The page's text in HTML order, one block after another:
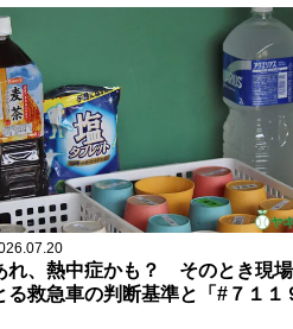
れ、熱中症かも？ そのとき現
る救急車の判断基準と「#７１１